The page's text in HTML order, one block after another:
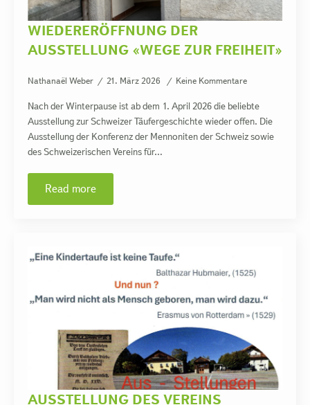
WIEDERERÖFFNUNG DER
AUSSTELLUNG «WEGE ZUR FREIHEIT»
Nathanaël Weber 21. März 2026 Keine Kommentare
Nach der Winterpause ist ab dem 1. April 2026 die beliebte
Ausstellung zur Schweizer Täufergeschichte wieder offen. Die
Ausstellung der Konferenz der Mennoniten der Schweiz sowie
des Schweizerischen Vereins für…
Read more
AUSSTELLUNG DES VEREINS